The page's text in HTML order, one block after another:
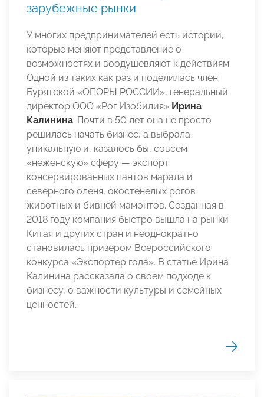
зарубежные рынки
У многих предпринимателей есть истории,
которые меняют представление о
возможностях и воодушевляют к действиям.
Одной из таких как раз и поделилась член
Бурятской «ОПОРЫ РОССИИ», генеральный
директор ООО «Рог Изобилия» Ирина
Калинина. Почти в 50 лет она не просто
решилась начать бизнес, а выбрала
уникальную и, казалось бы, совсем
«неженскую» сферу — экспорт
консервированных пантов марала и
северного оленя, окостенелых рогов
животных и бивней мамонтов. Созданная в
2018 году компания быстро вышла на рынки
Китая и других стран и неоднократно
становилась призером Всероссийского
конкурса «Экспортер года». В статье Ирина
Калинина рассказала о своем подходе к
бизнесу, о важности культуры и семейных
ценностей.